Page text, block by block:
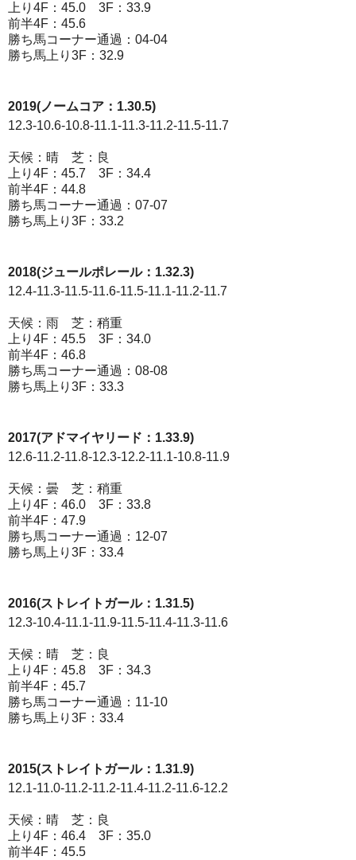
上り4F：45.0 3F：33.9
前半4F：45.6
勝ち馬コーナー通過：04-04
勝ち馬上り3F：32.9
2019(ノームコア：1.30.5)
12.3-10.6-10.8-11.1-11.3-11.2-11.5-11.7
天候：晴 芝：良
上り4F：45.7 3F：34.4
前半4F：44.8
勝ち馬コーナー通過：07-07
勝ち馬上り3F：33.2
2018(ジュールポレール：1.32.3)
12.4-11.3-11.5-11.6-11.5-11.1-11.2-11.7
天候：雨 芝：稍重
上り4F：45.5 3F：34.0
前半4F：46.8
勝ち馬コーナー通過：08-08
勝ち馬上り3F：33.3
2017(アドマイヤリード：1.33.9)
12.6-11.2-11.8-12.3-12.2-11.1-10.8-11.9
天候：曇 芝：稍重
上り4F：46.0 3F：33.8
前半4F：47.9
勝ち馬コーナー通過：12-07
勝ち馬上り3F：33.4
2016(ストレイトガール：1.31.5)
12.3-10.4-11.1-11.9-11.5-11.4-11.3-11.6
天候：晴 芝：良
上り4F：45.8 3F：34.3
前半4F：45.7
勝ち馬コーナー通過：11-10
勝ち馬上り3F：33.4
2015(ストレイトガール：1.31.9)
12.1-11.0-11.2-11.2-11.4-11.2-11.6-12.2
天候：晴 芝：良
上り4F：46.4 3F：35.0
前半4F：45.5